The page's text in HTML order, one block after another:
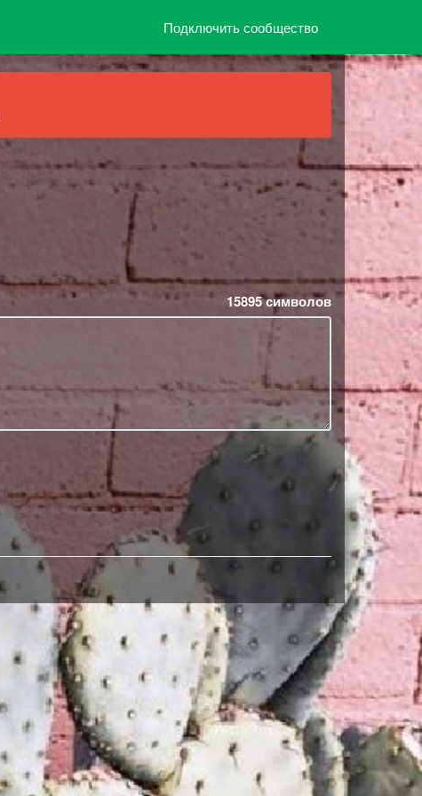
Подключить сообщество
15895символов